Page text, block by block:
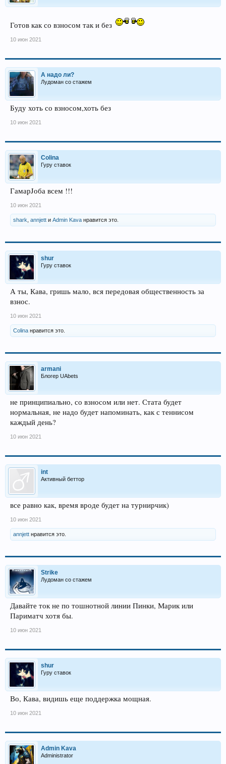
Готов как со взносом так и без
10 июн 2021
А надо ли?
Лудоман со стажем
Буду хоть со взносом,хоть без
10 июн 2021
Colina
Гуру ставок
ГамарJоба всем !!!
10 июн 2021
shark annjett и Admin Kava нравится это.
shur
Гуру ставок
А ты, Кава, гришь мало, вся передовая общественность за
взнос.
10 июн 2021
Colina нравится это.
armani
Блогер UAbets
не принципиально, со взносом или нет. Стата будет
нормальная, не надо будет напоминать, как с теннисом
каждый день?
10 июн 2021
int
Активный беттор
все равно как, время вроде будет на турнирчик)
10 июн 2021
annjett нравится это.
Strike
Лудоман со стажем
Давайте ток не по тошнотной линии Пинки, Марик или
Париматч хотя бы.
10 июн 2021
shur
Гуру ставок
Во, Кава, видишь еще поддержка мощная.
10 июн 2021
Admin Kava
Administrator